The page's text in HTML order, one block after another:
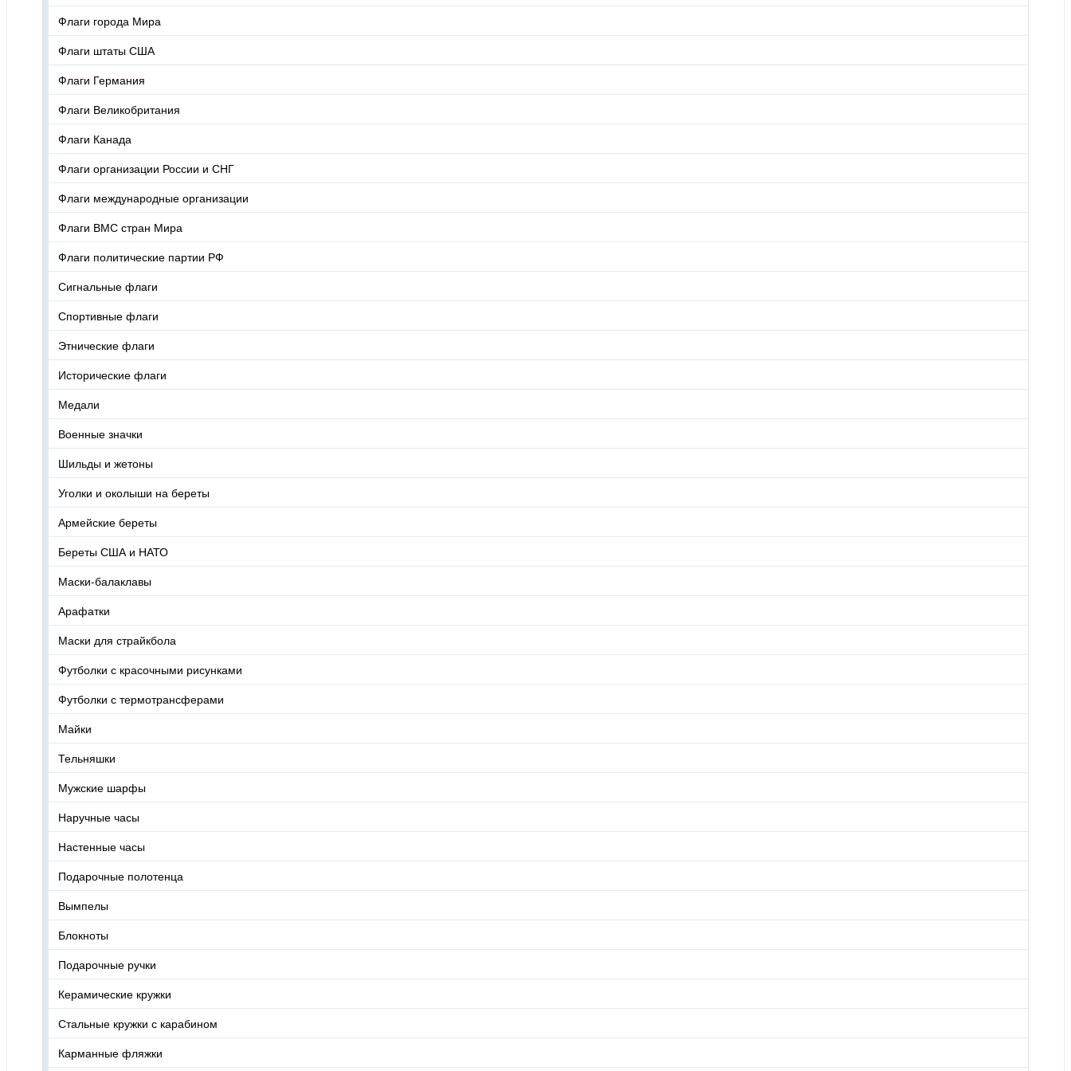
Флаги города Мира
Флаги штаты США
Флаги Германия
Флаги Великобритания
Флаги Канада
Флаги организации России и СНГ
Флаги международные организации
Флаги ВМС стран Мира
Флаги политические партии РФ
Сигнальные флаги
Спортивные флаги
Этнические флаги
Исторические флаги
Медали
Военные значки
Шильды и жетоны
Уголки и околыши на береты
Армейские береты
Береты США и НАТО
Маски-балаклавы
Арафатки
Маски для страйкбола
Футболки с красочными рисунками
Футболки с термотрансферами
Майки
Тельняшки
Мужские шарфы
Наручные часы
Настенные часы
Подарочные полотенца
Вымпелы
Блокноты
Подарочные ручки
Керамические кружки
Стальные кружки с карабином
Карманные фляжки